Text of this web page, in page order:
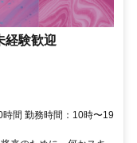
経験歓迎
間 勤務時間：10時〜19